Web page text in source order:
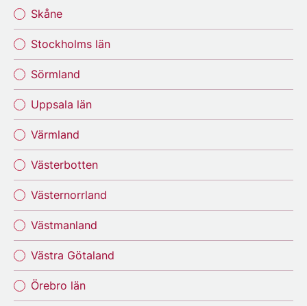
Skåne
Stockholms län
Sörmland
Uppsala län
Värmland
Västerbotten
Västernorrland
Västmanland
Västra Götaland
Örebro län